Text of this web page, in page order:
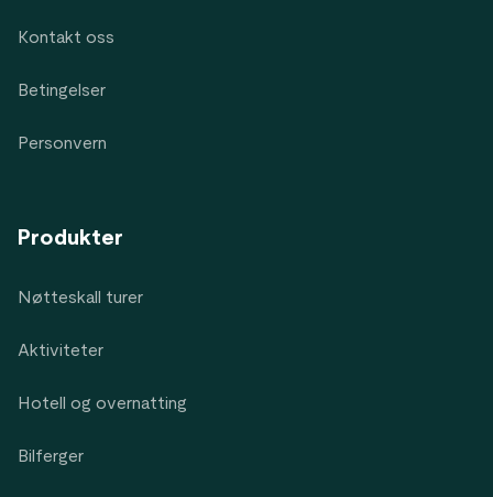
Kontakt oss
Betingelser
Personvern
Produkter
Nøtteskall turer
Aktiviteter
Hotell og overnatting
Bilferger